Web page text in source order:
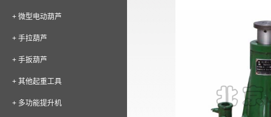
+ 微型电动葫芦
+ 手拉葫芦
+ 手扳葫芦
+ 其他起重工具
+ 多功能提升机